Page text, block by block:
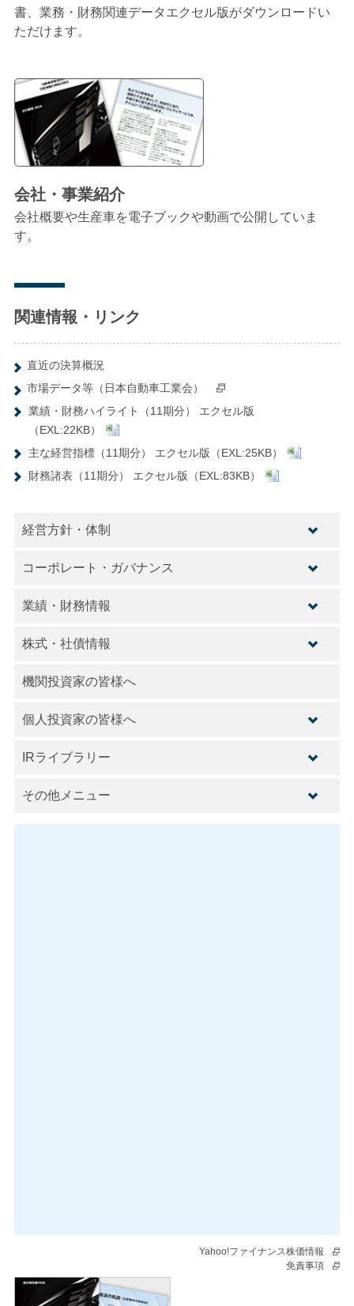
書、業務・財務関連データエクセル版がダウンロードい
ただけます。
会社・事業紹介
会社概要や生産車を電子ブックや動画で公開していま
す。
関連情報・リンク
直近の決算概況
市場データ等（日本自動車工業会）
業績・財務ハイライト（11期分） エクセル版
（EXL:22KB）
主な経営指標（11期分） エクセル版（EXL:25KB）
財務諸表（11期分） エクセル版（EXL:83KB）
経営方針・体制
コーポレート・ガバナンス
業績・財務情報
株式・社債情報
機関投資家の皆様へ
個人投資家の皆様へ
IRライブラリー
その他メニュー
Yahoo!ファイナンス株価情報
免責事項